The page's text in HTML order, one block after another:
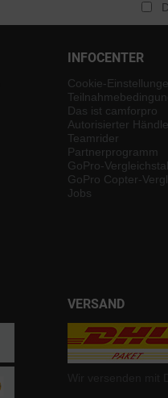
INFOCENTER
Cookie-
Das ist camforpro
Autorisierter
Teamrider
Partnerprogramm
GoPro-
GoPro Copter-
Jobs
VERSAND